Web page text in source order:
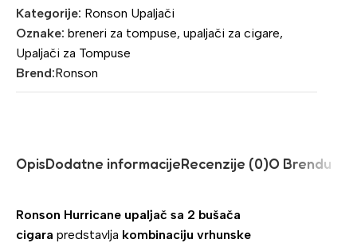
Kategorije: Ronson Upaljači
Oznake: breneri za tompuse, upaljači za cigare,
Upaljači za Tompuse
Brend:Ronson
OpisDodatne informacijeRecenzije (0)O Brendu
Ronson Hurricane upaljač sa 2 bušača
cigara predstavlja kombinaciju vrhunske